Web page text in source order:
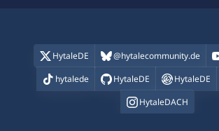
HytaleDE @hytalecommunity.de
hytalede
HytaleDE HytaleDE
HytaleDACH